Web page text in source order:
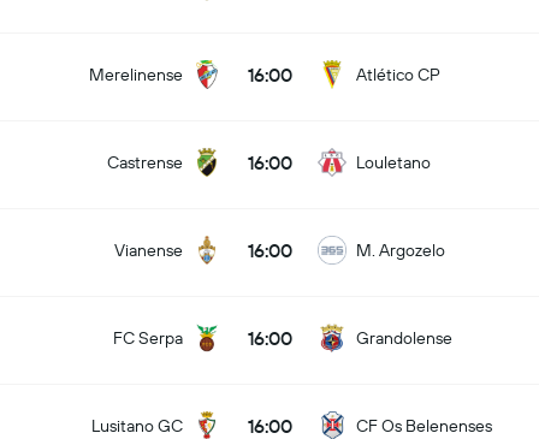
Merelinense 16:00 Atlético CP
Castrense 16:00 Louletano
Vianense 16:00 M. Argozelo
FC Serpa 16:00 Grandolense
Lusitano GC 16:00 CF Os Belenenses